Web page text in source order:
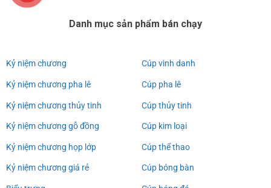
Danh mục sản phẩm bán chạy
Kỷ niệm chương
Kỷ niệm chương pha lê
Kỷ niệm chương thủy tinh
Kỷ niệm chương gỗ đồng
Kỷ niệm chương họp lớp
Kỷ niệm chương giá rẻ
Cúp vinh danh
Cúp pha lê
Cúp thủy tinh
Cúp kim loại
Cúp thể thao
Cúp bóng bàn